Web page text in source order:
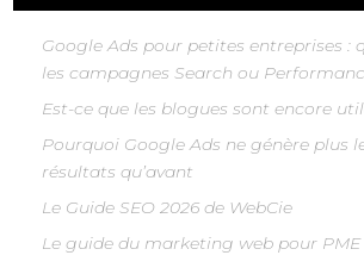
Google Ads pour petites entreprises :
les campagnes Search ou
Est-ce que les blogues sont encore
Pourquoi Google Ads ne génère plus
résultats qu’avant
Le Guide SEO 2026 de WebCie
Le guide du marketing web pour PME